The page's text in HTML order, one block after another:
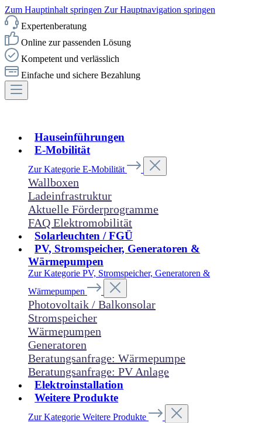
Zum Hauptinhalt springen Zur Hauptnavigation springen
Expertenberatung
Online zur passenden Lösung
Kompetent und verlässlich
Einfache und sichere Bezahlung
Hauseinführungen
E-Mobilität
Zur Kategorie E-Mobilität
Wallboxen
Ladeinfrastruktur
Aktuelle Förderprogramme
FAQ Elektromobilität
Solarleuchten / FGÜ
PV, Stromspeicher, Generatoren &
Wärmepumpen
Zur Kategorie PV, Stromspeicher, Generatoren &
Wärmepumpen
Photovoltaik / Balkonsolar
Stromspeicher
Wärmepumpen
Generatoren
Beratungsanfrage: Wärmepumpe
Beratungsanfrage: PV Anlage
Elektroinstallation
Weitere Produkte
Zur Kategorie Weitere Produkte